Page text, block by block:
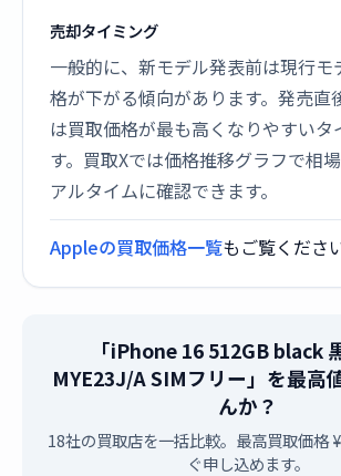
売却タイミング
一般的に、新モデル発表前は現行モ
格が下がる傾向があります。発売直
は買取価格が最も高くなりやすいタ
す。買取Xでは価格推移グラフで相
アルタイムに確認できます。
Appleの買取価格一覧もご覧くださ
「iPhone 16 512GB black
MYE23J/A SIMフリー」を最高
んか？
18社の買取店を一括比較。最高買取価格
ぐ申し込めます。